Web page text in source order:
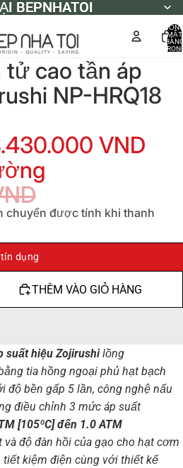
BEPNHATOI
BEPNHATOI
MẶT
tử cao tần áp
NP-HRQ18
VND
chuyển được tính khi thanh
dụng
THÊM VÀO GIỎ HÀNG
suất hiệu Zojirushilồng
tia hồng ngoại phủ hạt bạch
độ bền gấp 5 lần, công nghệ nấu
điều chỉnh 3 mức áp suất
[105ºC] đến 1.0 ATM
độ đàn hồi của gạo cho hạt cơm
kiệm điện cùng với thiết kế